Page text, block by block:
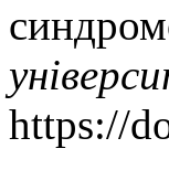
https://